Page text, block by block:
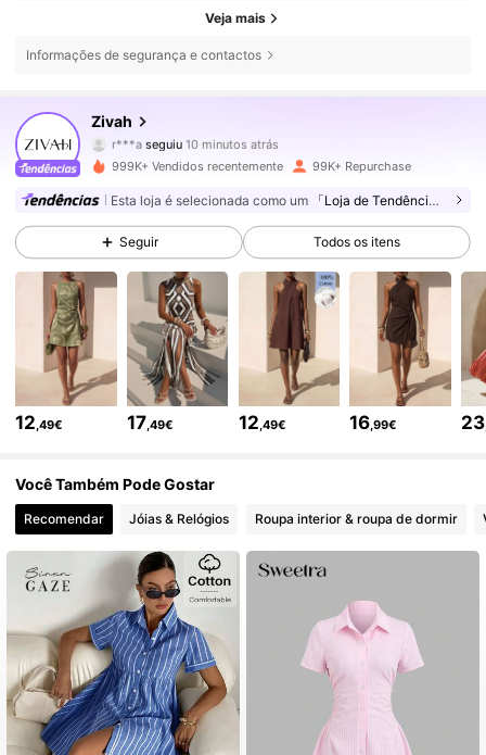
Veja mais
Informações de segurança e contactos
Zivah
r***aseguiu
r***o está a navegar
4,64
761K Seguidores
4,64 761K Seguidores
761K Seguidores
4,64 761K Seguidores
4,64 761K Seguidores
761K Seguidores
4,64 761K Seguidores
4,64 761K Seguidores
999K+ Vendidos recentemente 99K+ Repurchase
Esta loja é selecionada como um 「Loja de Tendências」
Seguir Todos os itens
12 ,49€ 17 ,49€ 12 ,49€ 16 ,99€ 23
Você Também Pode Gostar
Recomendar Jóias & Relógios Roupa interior & roupa de dormir